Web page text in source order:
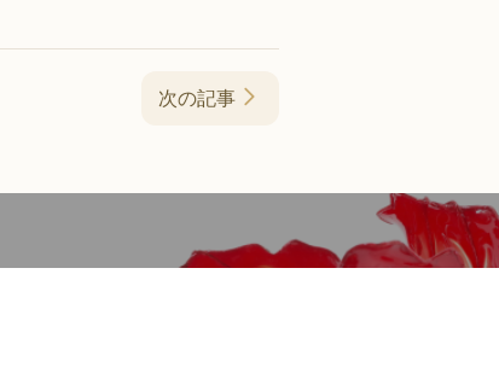
次の記事